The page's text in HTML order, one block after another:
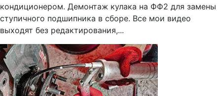
кондиционером. Демонтаж кулака на ФФ2 для замены
ступичного подшипника в сборе. Все мои видео
выходят без редактирования,...